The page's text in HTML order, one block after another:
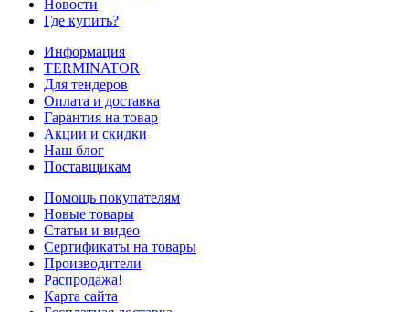
Новости
Где купить?
Информация
TERMINATOR
Для тендеров
Оплата и доставка
Гарантия на товар
Акции и скидки
Наш блог
Поставщикам
Помощь покупателям
Новые товары
Статьи и видео
Сертификаты на товары
Производители
Распродажа!
Карта сайта